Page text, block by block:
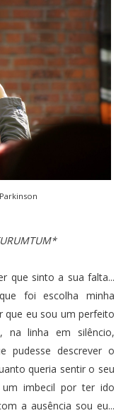
que sinto a sua falta...
foi escolha minha
que eu sou um perfeito
na linha em silêncio,
pudesse descrever o
queria sentir o seu
um imbecil por ter ido
a ausência sou eu...